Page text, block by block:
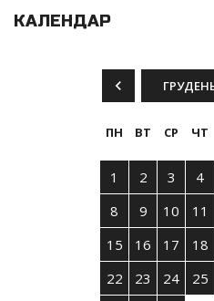
КАЛЕНДАР
ПН ВТ СР ЧТ
1 2 3 4
8
9 10 11
15
16 17 18
22
23 24 25